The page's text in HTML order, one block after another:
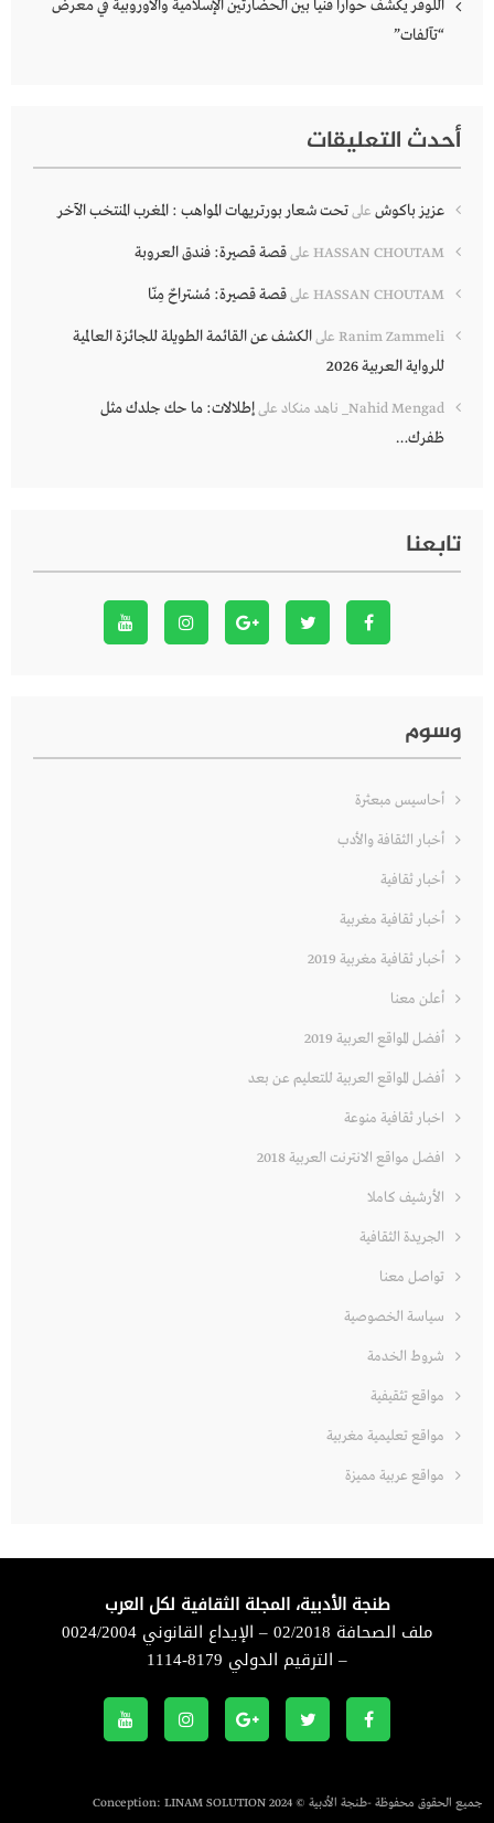
اللوفر يكشف حواراً فنياً بين الحضارتين الإسلامية والأوروبية في معرض
“تآلفات”
أحدث التعليقات
عزيز باكوش علىتحت شعار بورتريهات المواهب : المغرب المنتخب الآخر
HASSAN CHOUTAM علىقصة قصيرة: فندق العروبة
HASSAN CHOUTAM علىقصة قصيرة: مُسْتراحٌ مِنّا
Ranim Zammeli علىالكشف عن القائمة الطويلة للجائزة العالمية
للرواية العربية 2026
Nahid Mengad_ ناهد منكاد علىإطلالات: ما حك جلدك مثل
ظفرك…
تابعنا
وسوم
أحاسيس مبعثرة
أخبار الثقافة والأدب
أخبار ثقافية
أخبار ثقافية مغربية
أخبار ثقافية مغربية 2019
أعلن معنا
أفضل المواقع العربية 2019
أفضل المواقع العربية للتعليم عن بعد
اخبار ثقافية منوعة
افضل مواقع الانترنت العربية 2018
الأرشيف كاملا
الجريدة الثقافية
تواصل معنا
سياسة الخصوصية
شروط الخدمة
مواقع تثقيفية
مواقع تعليمية مغربية
مواقع عربية مميزة
طنجة الأدبية، المجلة الثقافية لكل العرب
ملف الصحافة 02/2018 – الإيداع القانوني 0024/2004
– الترقيم الدولي 8179-1114
جميع الحقوق محفوظة -طنجة الأدبية © 2024 Conception: LINAM SOLUTION